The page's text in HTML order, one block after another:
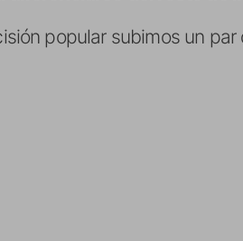
popular subimos un par